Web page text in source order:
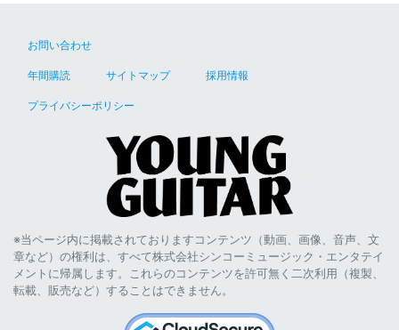
お問い合わせ
年間購読 サイトマップ 採用情報
プライバシーポリシー
※当ページ内に掲載されておりますコンテンツ（動画、画像、音声、文
章など）の権利は、すべて株式会社シンコーミュージック・エンタテイ
メントに帰属します。これらのコンテンツを許可無く二次利用（複製、
転載、販売など）することはできません。